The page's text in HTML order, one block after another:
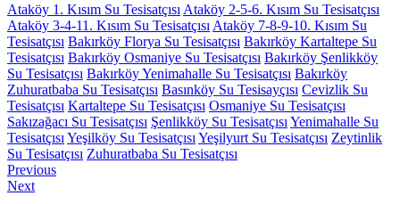
Ataköy 1. Kısım Su Tesisatçısı Ataköy 2-5-6. Kısım Su Tesisatçısı
Ataköy 3-4-11. Kısım Su Tesisatçısı Ataköy 7-8-9-10. Kısım Su
Tesisatçısı Bakırköy Florya Su Tesisatçısı Bakırköy Kartaltepe Su
Tesisatçısı Bakırköy Osmaniye Su Tesisatçısı Bakırköy Şenlikköy
Su Tesisatçısı Bakırköy Yenimahalle Su Tesisatçısı Bakırköy
Zuhuratbaba Su Tesisatçısı Basınköy Su Tesisayçısı Cevizlik Su
Tesisatçısı Kartaltepe Su Tesisatçısı Osmaniye Su Tesisatçısı
Sakızağacı Su Tesisatçısı Şenlikköy Su Tesisatçısı Yenimahalle Su
Tesisatçısı Yeşilköy Su Tesisatçısı Yeşilyurt Su Tesisatçısı Zeytinlik
Su Tesisatçısı Zuhuratbaba Su Tesisatçısı
Yazı
gezinmesi
PreviousPrevious
NextNext